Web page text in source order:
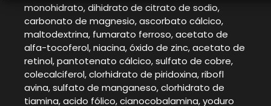
monohidrato, dihidrato de citrato de sodio,
carbonato de magnesio, ascorbato cálcico,
maltodextrina, fumarato ferroso, acetato de
alfa-tocoferol, niacina, óxido de zinc, acetato de
retinol, pantotenato cálcico, sulfato de cobre,
colecalciferol, clorhidrato de piridoxina, ribofl
avina, sulfato de manganeso, clorhidrato de
tiamina, acido fólico, cianocobalamina, yoduro